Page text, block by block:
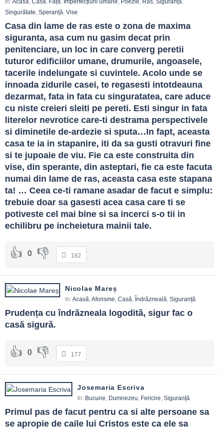
In:Acasă, Casă, Față, Imperfecțiuni umane, Poezie, Râs, Siguranță,
Singurătate, Speranță, Vise
Casa din lame de ras este o zona de maxima
siguranta, asa cum nu gasim decat prin
penitenciare, un loc in care converg peretii
tuturor edificiilor umane, drumurile, angoasele,
tacerile indelungate si cuvintele. Acolo unde se
innoada zidurile casei, te regasesti intotdeauna
dezarmat, fata in fata cu singuratatea, care aduce
cu niste creieri sleiti pe pereti. Esti singur in fata
literelor nevrotice care-ti destrama perspectivele
si diminetile de-ardezie si sputa…In fapt, aceasta
casa te ia in stapanire, iti da sa gusti otravuri fine
si te jupoaie de viu. Fie ca este construita din
vise, din sperante, din asteptari, fie ca este facuta
numai din lame de ras, aceasta casa este stapana
ta! … Ceea ce-ti ramane asadar de facut e simplu:
trebuie doar sa gasesti acea casa care ti se
potiveste cel mai bine si sa incerci s-o tii in
echilibru pe incheietura mainii tale.
0 182
Nicolae Mareș
In:Acasă,Aforisme, Casă, Îndrăzneală, Siguranță
Prudența cu îndrăzneala logodită, sigur fac o
casă sigură.
0 177
Josemaria Escriva
In: Bucurie, Dumnezeu, Fericire, Siguranță
Primul pas de facut pentru ca si alte persoane sa
se apropie de caile lui Cristos este ca ele sa